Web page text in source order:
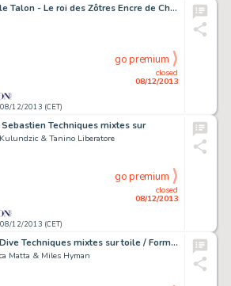
Achille Talon - Le roi des Zôtres Encre de Chine et aquarelle pour
12/2013 (CET)
closed
08/12/2013
go premium
Techniques mixtes sur
& Tanino Liberatore
12/2013 (CET)
closed
08/12/2013
go premium
High Dive Techniques mixtes sur toile / Format:
Matta & Miles Hyman